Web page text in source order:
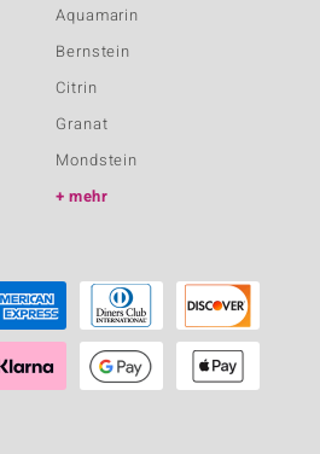
Aquamarin
Bernstein
Citrin
Granat
Mondstein
mehr